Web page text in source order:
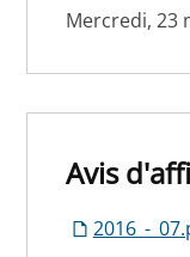
Mercredi, 23
Avis
2016_-